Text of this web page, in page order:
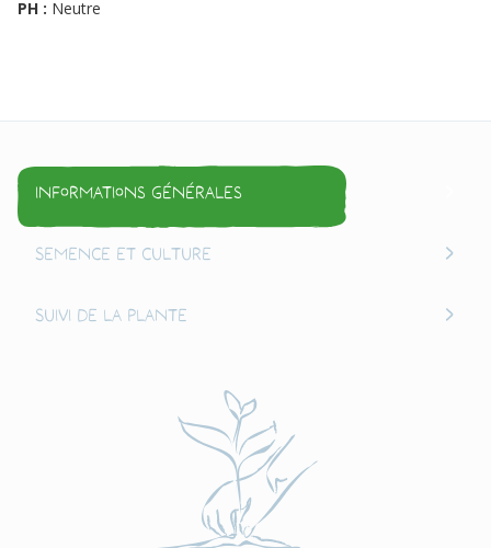
PH : Neutre
Informations générales
Semence et culture
Suivi de la plante